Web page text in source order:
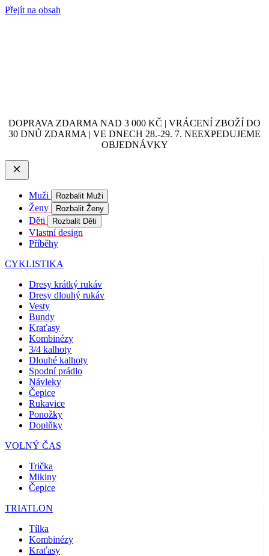
Přejít na obsah
DOPRAVA ZDARMA NAD 3 000 KČ | VRÁCENÍ ZBOŽÍ DO
30 DNŮ ZDARMA | VE DNECH 28.-29. 7. NEEXPEDUJEME
OBJEDNÁVKY
Muži Rozbalit Muži
Ženy Rozbalit Ženy
Děti Rozbalit Děti
Vlastní design
Příběhy
CYKLISTIKA
Dresy krátký rukáv
Dresy dlouhý rukáv
Vesty
Bundy
Kraťasy
Kombinézy
3/4 kalhoty
Dlouhé kalhoty
Spodní prádlo
Návleky
Čepice
Rukavice
Ponožky
Doplňky
VOLNÝ ČAS
Trička
Mikiny
Čepice
TRIATLON
Tílka
Kombinézy
Kraťasy